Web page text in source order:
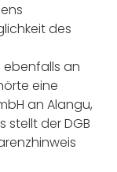
des
an
eine
an Alangu,
stellt der DGB